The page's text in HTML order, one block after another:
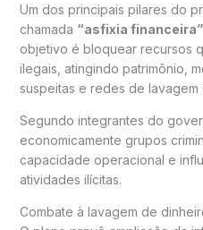
Um dos principais pilares do
chamada “asfixia financeira”
objetivo é bloquear recursos
ilegais, atingindo patrimônio,
suspeitas e redes de lavagem
Segundo integrantes do
economicamente grupos
capacidade operacional e
atividades ilícitas.
Combate à lavagem de